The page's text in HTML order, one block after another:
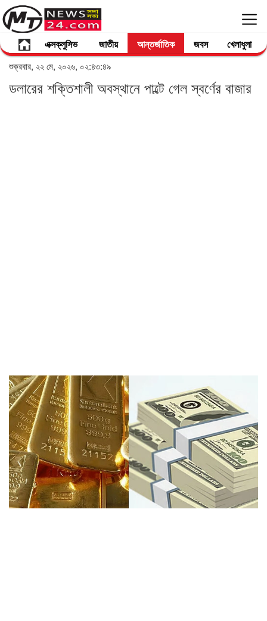
এক্সক্লুসিভ জাতীয় আন্তর্জাতিক জবস খেলাধুলা
শুক্রবার, ২২ মে, ২০২৬, ০২:৪৩:৪৯
ডলারের শক্তিশালী অবস্থানে পাল্টে গেল স্বর্ণের বাজার